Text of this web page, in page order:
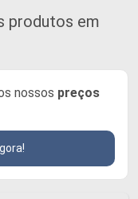
produtos em
nossos preços